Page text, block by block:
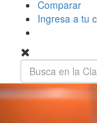
Comparar
Ingresa a tu